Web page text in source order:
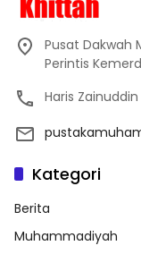
Pusat Dakwah
Perintis
Haris
Kategori
Berita
Muhammadiyah